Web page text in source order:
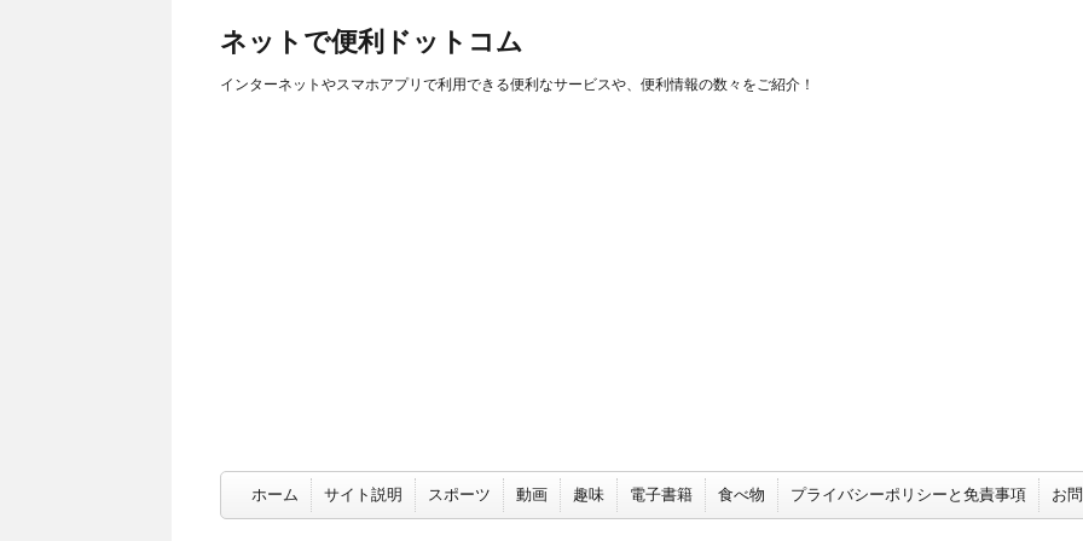
ネットで便利ドットコム
インターネットやスマホアプリで利用できる便利なサービスや、便利情報の数々をご紹介！
ホーム サイト説明 スポーツ 動画 趣味 電子書籍 食べ物 プライバシーポリシーと免責事項 お